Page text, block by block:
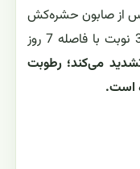
کنید. سپس از صابون حشره‌کش
یا روغن ولک/نیم استفاده کرده و 2–3 نوبت با فاصله 7 روز
می‌کند؛ رطوبت
است.